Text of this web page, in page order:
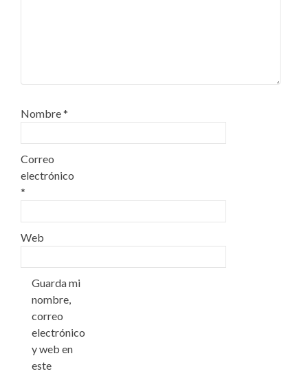
Nombre*
Correo
electrónico
*
Web
Guarda mi
nombre,
correo
electrónico
y web en
este